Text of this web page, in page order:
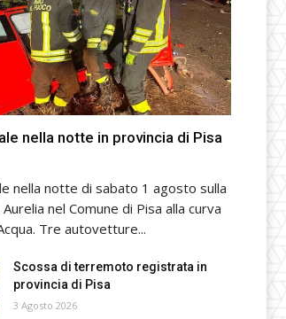
nella notte in provincia di Pisa
nella notte di sabato 1 agosto sulla
nel Comune di Pisa alla curva
Tre autovetture...
Scossa di terremoto registrata in
provincia di Pisa
3 Agosto 2026